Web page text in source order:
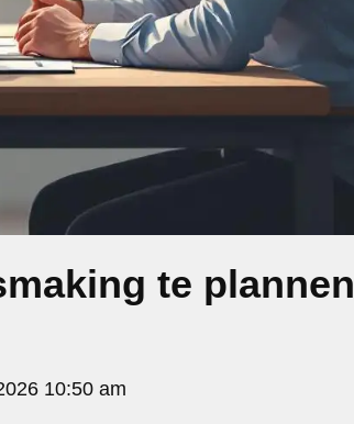
te plannen
10:50 am